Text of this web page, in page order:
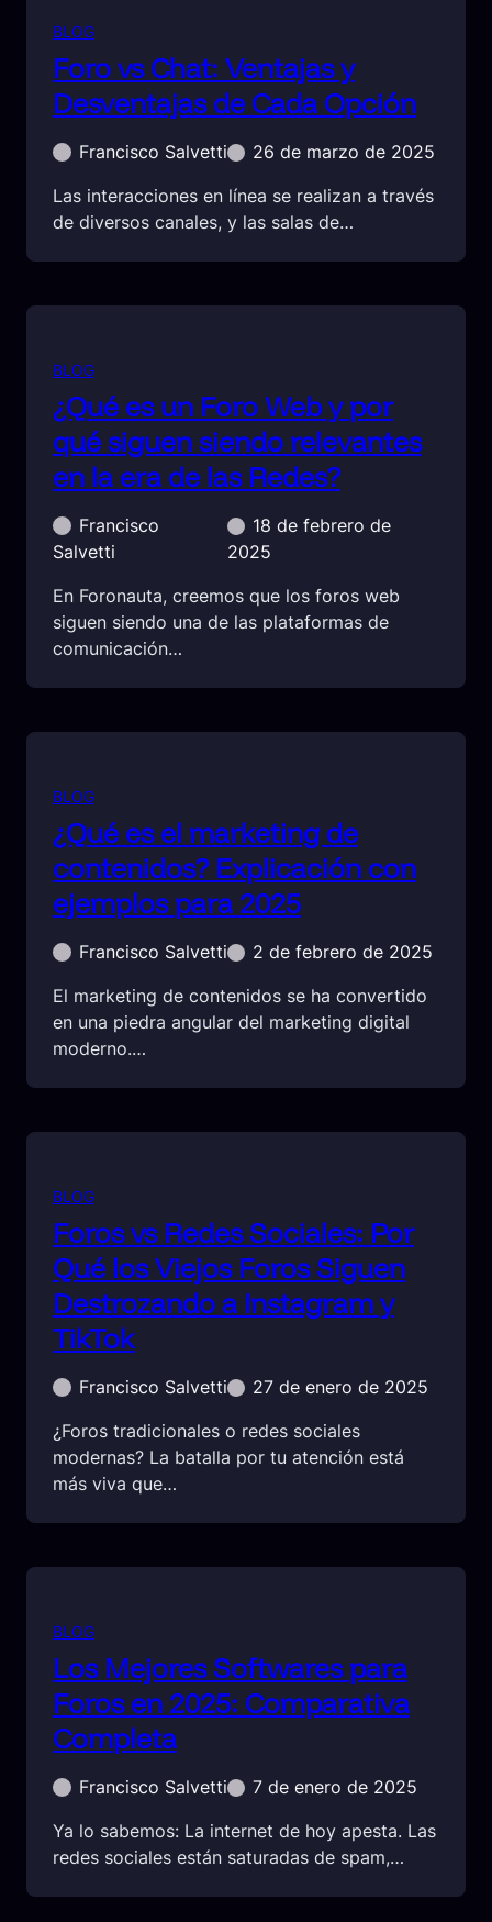
BLOG
Foro vs Chat: Ventajas y
Desventajas de Cada Opción
Francisco Salvetti
26 de marzo de 2025
Las interacciones en línea se realizan a través
de diversos canales, y las salas de…
BLOG
¿Qué es un Foro Web y por
qué siguen siendo relevantes
en la era de las Redes?
Francisco
Salvetti
18 de febrero de
2025
En Foronauta, creemos que los foros web
siguen siendo una de las plataformas de
comunicación…
BLOG
¿Qué es el marketing de
contenidos? Explicación con
ejemplos para 2025
Francisco Salvetti
2 de febrero de 2025
El marketing de contenidos se ha convertido
en una piedra angular del marketing digital
moderno.…
BLOG
Foros vs Redes Sociales: Por
Qué los Viejos Foros Siguen
Destrozando a Instagram y
TikTok
Francisco Salvetti
27 de enero de 2025
¿Foros tradicionales o redes sociales
modernas? La batalla por tu atención está
más viva que…
BLOG
Los Mejores Softwares para
Foros en 2025: Comparativa
Completa
Francisco Salvetti
7 de enero de 2025
Ya lo sabemos: La internet de hoy apesta. Las
redes sociales están saturadas de spam,…